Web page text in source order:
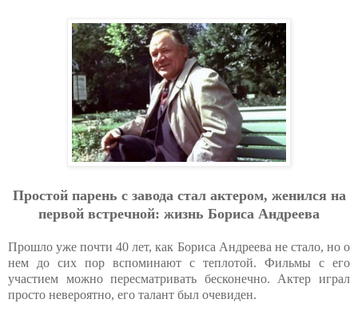
Простой парень с завода стал актером, женился на
первой встречной: жизнь Бориса Андреева
Прошло уже почти 40 лет, как Бориса Андреева не стало, но о
нем до сих пор вспоминают с теплотой. Фильмы с его
участием можно пересматривать бесконечно. Актер играл
просто невероятно, его талант был очевиден.